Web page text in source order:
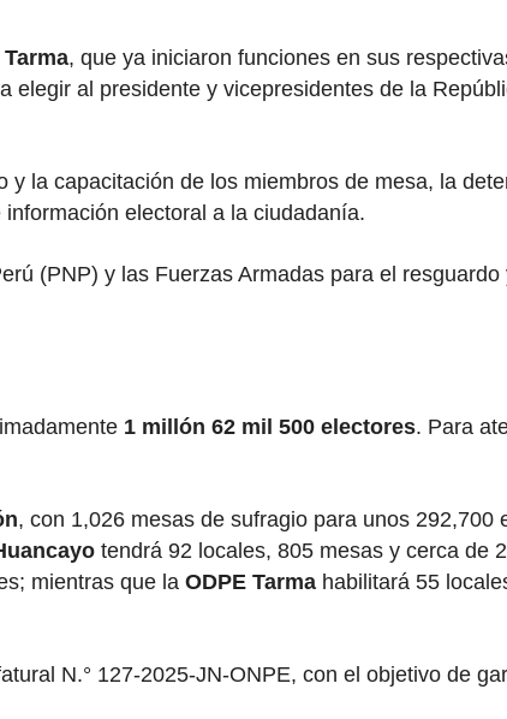
, que ya iniciaron funciones en sus
al presidente y vicepresidentes de la
la capacitación de los miembros de mesa, la
electoral a la ciudadanía.
(PNP) y las Fuerzas Armadas para el
1 millón 62 mil 500 electores. Para
, con 1,026 mesas de sufragio para unos 292,700
tendrá 92 locales, 805 mesas y cerca de
mientras que la ODPE Tarma habilitará 55
N.° 127-2025-JN-ONPE, con el objetivo de